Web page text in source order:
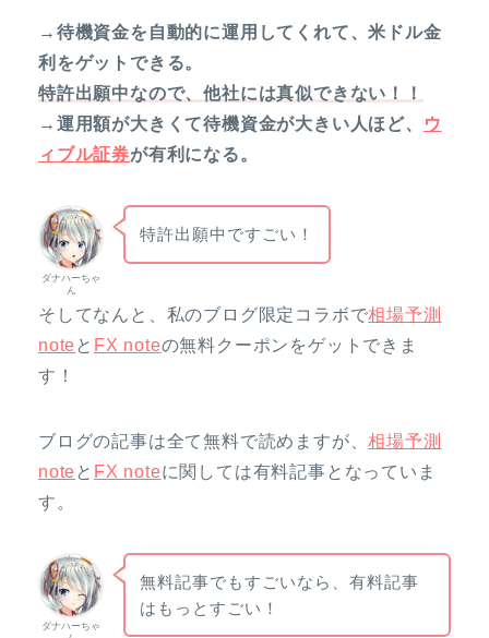
→待機資金を自動的に運用してくれて、米ドル金
利をゲットできる。
特許出願中なので、他社には真似できない！！
→運用額が大きくて待機資金が大きい人ほど、
ウ
ィブル証券が有利になる。
ダナハーちゃ
ん
特許出願中ですごい！
そしてなんと、私のブログ限定コラボで相場予測
note と FX noteの無料クーポンをゲットできま
す！
ブログの記事は全て無料で読めますが、相場予測
note と FX noteに関しては有料記事となっていま
す。
ダナハーちゃ
無料記事でもすごいなら、有料記事
はもっとすごい！